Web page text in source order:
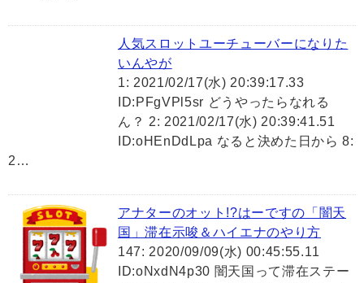
人気スロットユーチューバーになりた
いんやが
1: 2021/02/17(水) 20:39:17.33
ID:PFgVPl5sr どうやったらなれる
ん？ 2: 2021/02/17(水) 20:39:41.51
ID:oHEnDdLpa なると決めた日から 8:
2…
アナターのオット!?はーですの「闇天
国」滞在示唆＆ハイエナのやり方
147: 2020/09/09(水) 00:45:55.11
ID:oNxdN4p30 闇天国って滞在ステー